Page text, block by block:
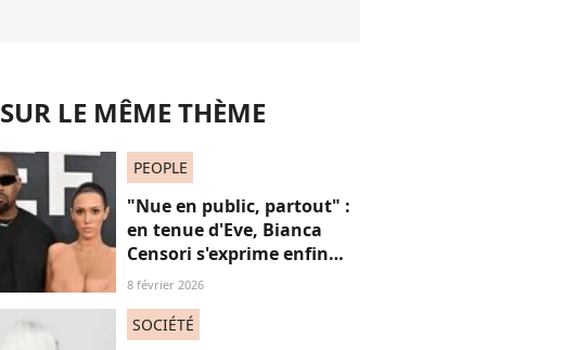
SUR LE MÊME THÈME
PEOPLE
"Nue en public, partout" :
en tenue d'Eve, Bianca
Censori s'exprime enfin
sur ses tenues sulfureuses
toxique" avec Kanye West
8 février 2026
SOCIÉTÉ